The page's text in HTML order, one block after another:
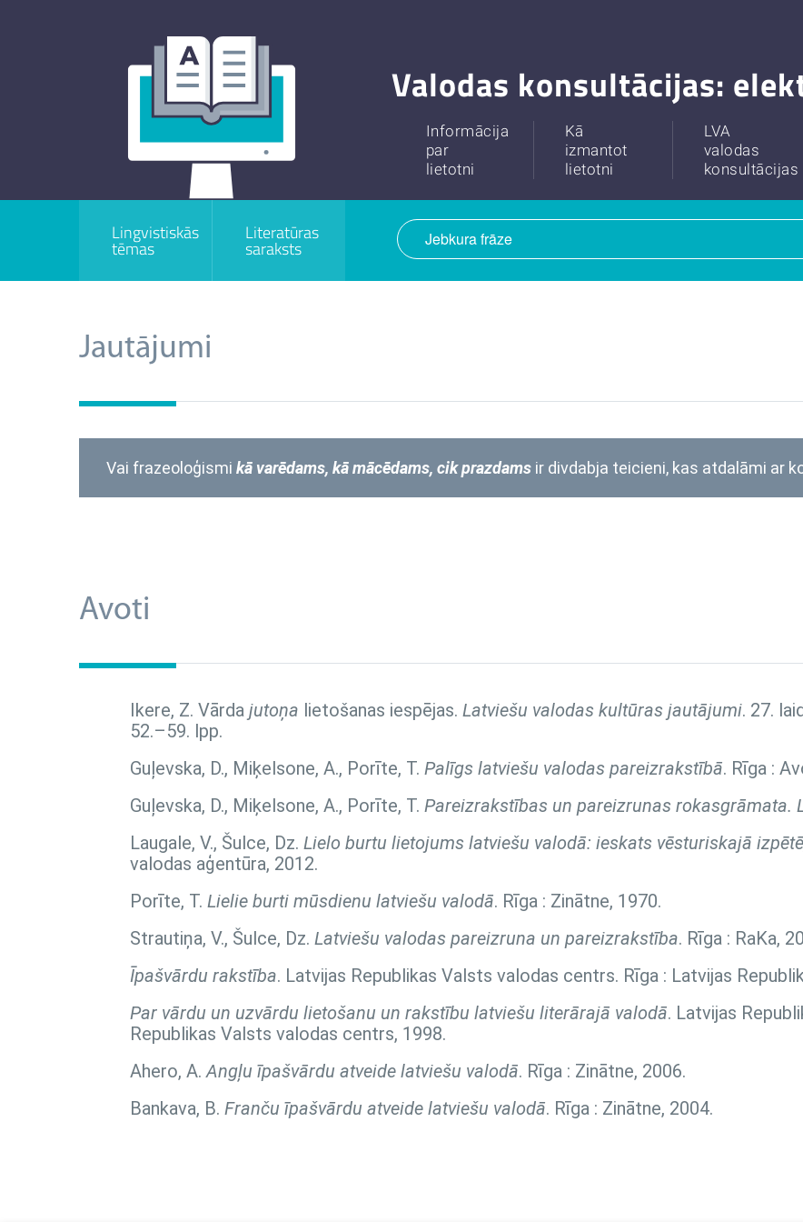
Valodas konsultācijas:
Informācija
par
lietotni
Kā
izmantot
lietotni
LVA
valodas
konsultācijas
Lingvistiskās
tēmas
Literatūras
saraksts
Jautājumi
Vai frazeoloģismi kā varēdams, kā mācēdams, cik prazdams ir divdabja teicieni, kas atdalāmi ar
Avoti
Ikere, Z. Vārda jutoņa lietošanas iespējas. Latviešu valodas kultūras jautājumi. 27.
52.–59. lpp.
Guļevska, D., Miķelsone, A., Porīte, T. Palīgs latviešu valodas pareizrakstībā. Rīga :
Guļevska, D., Miķelsone, A., Porīte, T. Pareizrakstības un pareizrunas rokasgrāmata.
Laugale, V., Šulce, Dz. Lielo burtu lietojums latviešu valodā: ieskats vēsturiskajā
valodas aģentūra, 2012.
Porīte, T. Lielie burti mūsdienu latviešu valodā. Rīga : Zinātne, 1970.
Strautiņa, V., Šulce, Dz. Latviešu valodas pareizruna un pareizrakstība. Rīga : RaKa,
Īpašvārdu rakstība. Latvijas Republikas Valsts valodas centrs. Rīga : Latvijas
Par vārdu un uzvārdu lietošanu un rakstību latviešu literārajā valodā. Latvijas
Republikas Valsts valodas centrs, 1998.
Ahero, A.Angļu īpašvārdu atveide latviešu valodā. Rīga : Zinātne, 2006.
Bankava, B. Franču īpašvārdu atveide latviešu valodā. Rīga : Zinātne, 2004.